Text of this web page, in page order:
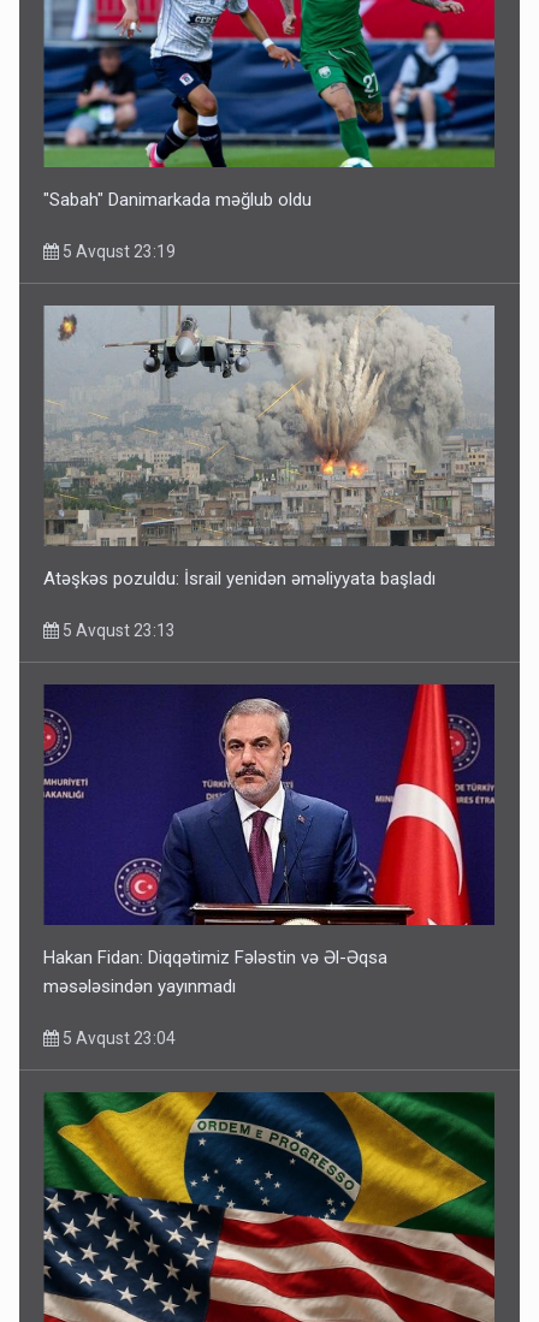
"Sabah" Danimarkada məğlub oldu
5 Avqust 23:19
Atəşkəs pozuldu: İsrail yenidən əməliyyata başladı
5 Avqust 23:13
Hakan Fidan: Diqqətimiz Fələstin və Əl-Əqsa
məsələsindən yayınmadı
5 Avqust 23:04